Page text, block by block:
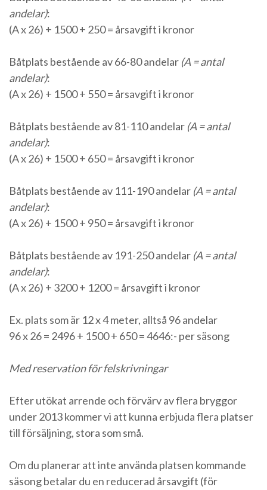
andelar):
(A x 26) + 1500 + 250 = årsavgift i kronor
Båtplats bestående av 66-80 andelar (A = antal
andelar):
(A x 26) + 1500 + 550 = årsavgift i kronor
Båtplats bestående av 81-110 andelar (A = antal
andelar):
(A x 26) + 1500 + 650 = årsavgift i kronor
Båtplats bestående av 111-190 andelar (A = antal
andelar):
(A x 26) + 1500 + 950 = årsavgift i kronor
Båtplats bestående av 191-250 andelar (A = antal
andelar):
(A x 26) + 3200 + 1200 = årsavgift i kronor
Ex. plats som är 12 x 4 meter, alltså 96 andelar
96 x 26 = 2496 + 1500 + 650 = 4646:- per säsong
Med reservation för felskrivningar
Efter utökat arrende och förvärv av flera bryggor
under 2013 kommer vi att kunna erbjuda flera platser
till försäljning, stora som små.
Om du planerar att inte använda platsen kommande
säsong betalar du en reducerad årsavgift (för